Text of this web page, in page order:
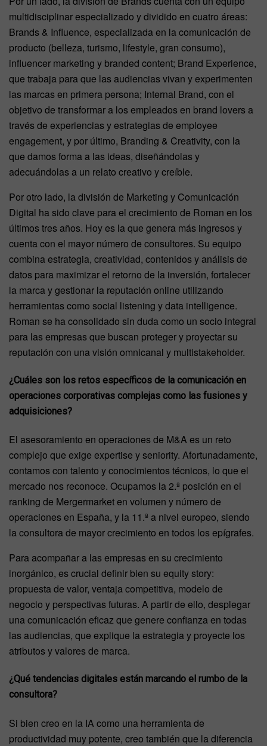
multidisciplinar especializado y dividido en cuatro áreas:
Brands & Influence, especializada en la comunicación de
producto (belleza, turismo, lifestyle, gran consumo),
influencer marketing y branded content; Brand Experience,
que trabaja para que las audiencias vivan y experimenten
las marcas en primera persona; Internal Brand, con el
objetivo de transformar a los empleados en brand lovers a
través de experiencias y estrategias de employee
engagement, y por último, Branding & Creativity, con la
que damos forma a las ideas, diseñándolas y
adecuándolas a un relato creativo y creíble.
Por otro lado, la división de Marketing y Comunicación
Digital ha sido clave para el crecimiento de Roman en los
últimos tres años. Hoy es la que genera más ingresos y
cuenta con el mayor número de consultores. Su equipo
combina estrategia, creatividad, contenidos y análisis de
datos para maximizar el retorno de la inversión, fortalecer
la marca y gestionar la reputación online utilizando
herramientas como social listening y data intelligence.
Roman se ha consolidado sin duda como un socio integral
para las empresas que buscan proteger y proyectar su
reputación con una visión omnicanal y multistakeholder.
¿Cuáles son los retos específicos de la comunicación en
operaciones corporativas complejas como las fusiones y
adquisiciones?
El asesoramiento en operaciones de M&A es un reto
complejo que exige expertise y seniority. Afortunadamente,
contamos con talento y conocimientos técnicos, lo que el
mercado nos reconoce. Ocupamos la 2.ª posición en el
ranking de Mergermarket en volumen y número de
operaciones en España, y la 11.ª a nivel europeo, siendo
la consultora de mayor crecimiento en todos los epígrafes.
Para acompañar a las empresas en su crecimiento
inorgánico, es crucial definir bien su equity story:
propuesta de valor, ventaja competitiva, modelo de
negocio y perspectivas futuras. A partir de ello, desplegar
una comunicación eficaz que genere confianza en todas
las audiencias, que explique la estrategia y proyecte los
atributos y valores de marca.
¿Qué tendencias digitales están marcando el rumbo de la
consultora?
Si bien creo en la IA como una herramienta de
productividad muy potente, creo también que la diferencia